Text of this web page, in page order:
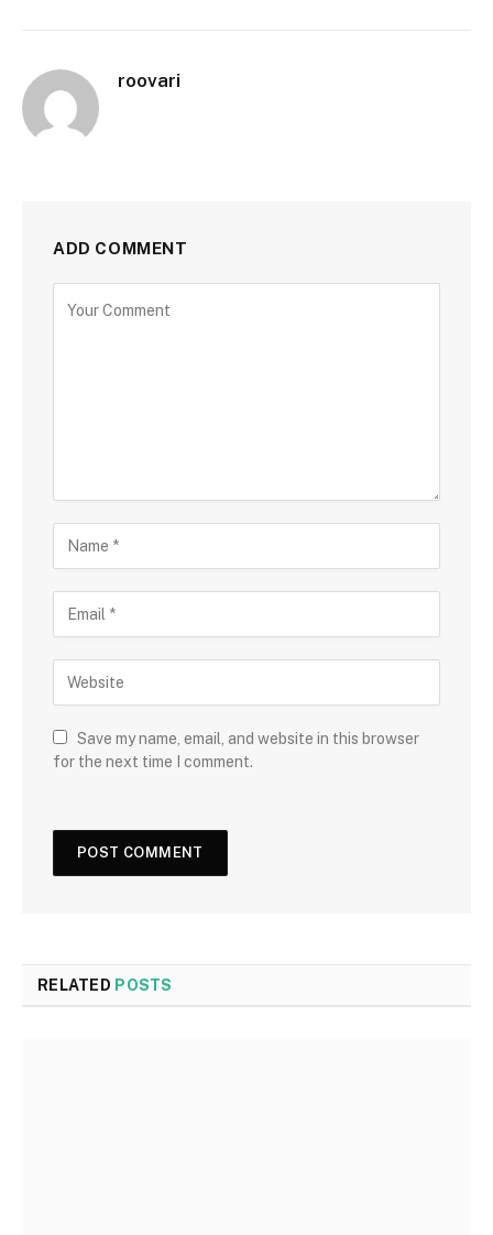
roovari
ADD COMMENT
Save my name, email, and website in this browser
for the next time I comment.
RELATED POSTS